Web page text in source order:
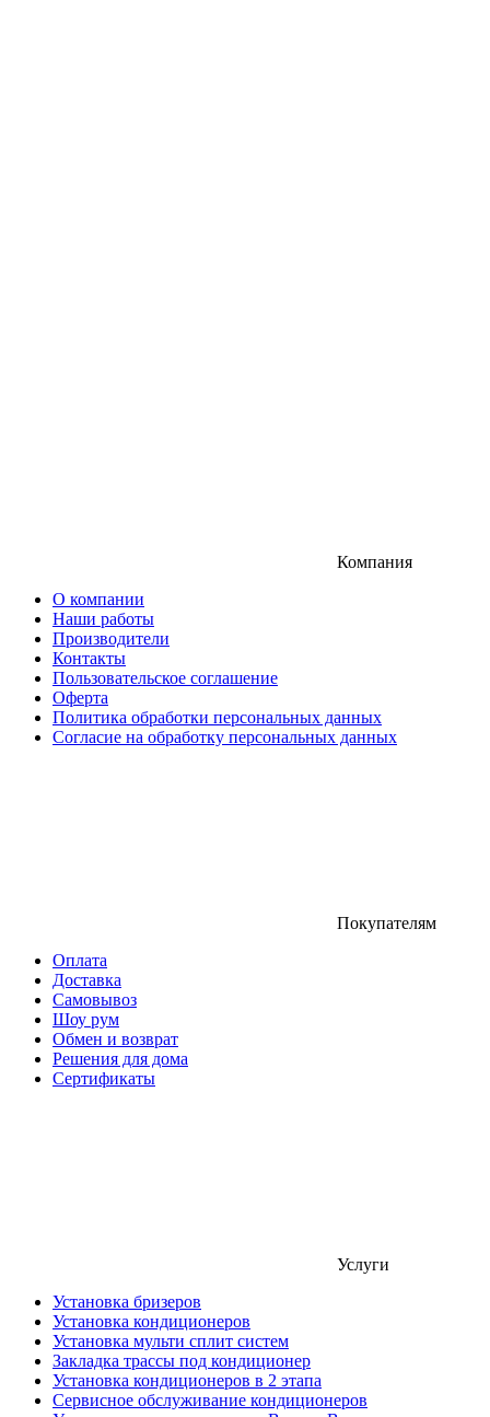
Компания
О компании
Наши работы
Производители
Контакты
Пользовательское соглашение
Оферта
Политика обработки персональных данных
Согласие на обработку персональных данных
Покупателям
Оплата
Доставка
Самовывоз
Шоу рум
Обмен и возврат
Решения для дома
Сертификаты
Услуги
Установка бризеров
Установка кондиционеров
Установка мульти сплит систем
Закладка трассы под кондиционер
Установка кондиционеров в 2 этапа
Сервисное обслуживание кондиционеров